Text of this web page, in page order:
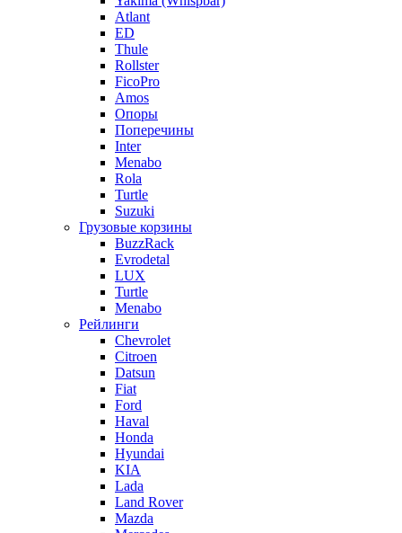
Atlant
ED
Thule
Rollster
FicoPro
Amos
Опоры
Поперечины
Inter
Menabo
Rola
Turtle
Suzuki
Грузовые корзины
BuzzRack
Evrodetal
LUX
Turtle
Menabo
Рейлинги
Chevrolet
Citroen
Datsun
Fiat
Ford
Haval
Honda
Hyundai
KIA
Lada
Land Rover
Mazda